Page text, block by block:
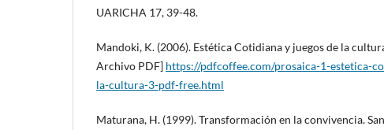
UARICHA 17, 39-48.
Mandoki, K. (2006). Estética Cotidiana y juegos de la
Archivo PDF] https://pdfcoffee.com/prosaica-1-estetica-
la-cultura-3-pdf-free.html
Maturana, H. (1999). Transformación en la convivencia.